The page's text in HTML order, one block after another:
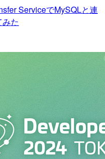
ServiceでMySQLと連
た